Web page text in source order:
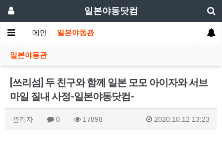
일본야동닷컴
메인 일본야동관
일본야동관
[쓰리섬] 두 친구와 함께 일본 모모 아이자와 서브
마일 질내 사정-일본야동닷컴-
관리자 0 17898 2020.10.12 13:23